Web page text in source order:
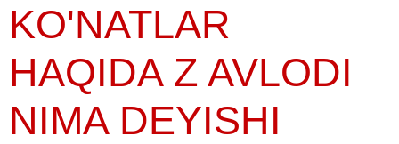
KO'NATLAR
HAQIDA Z AVLODI
NIMA DEYISHI